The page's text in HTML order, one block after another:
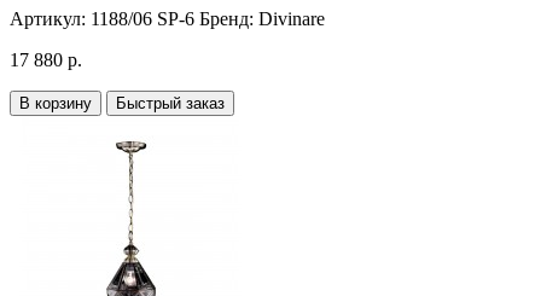
Артикул: 1188/06 SP-6 Бренд: Divinare
17 880 р.
В корзину Быстрый заказ